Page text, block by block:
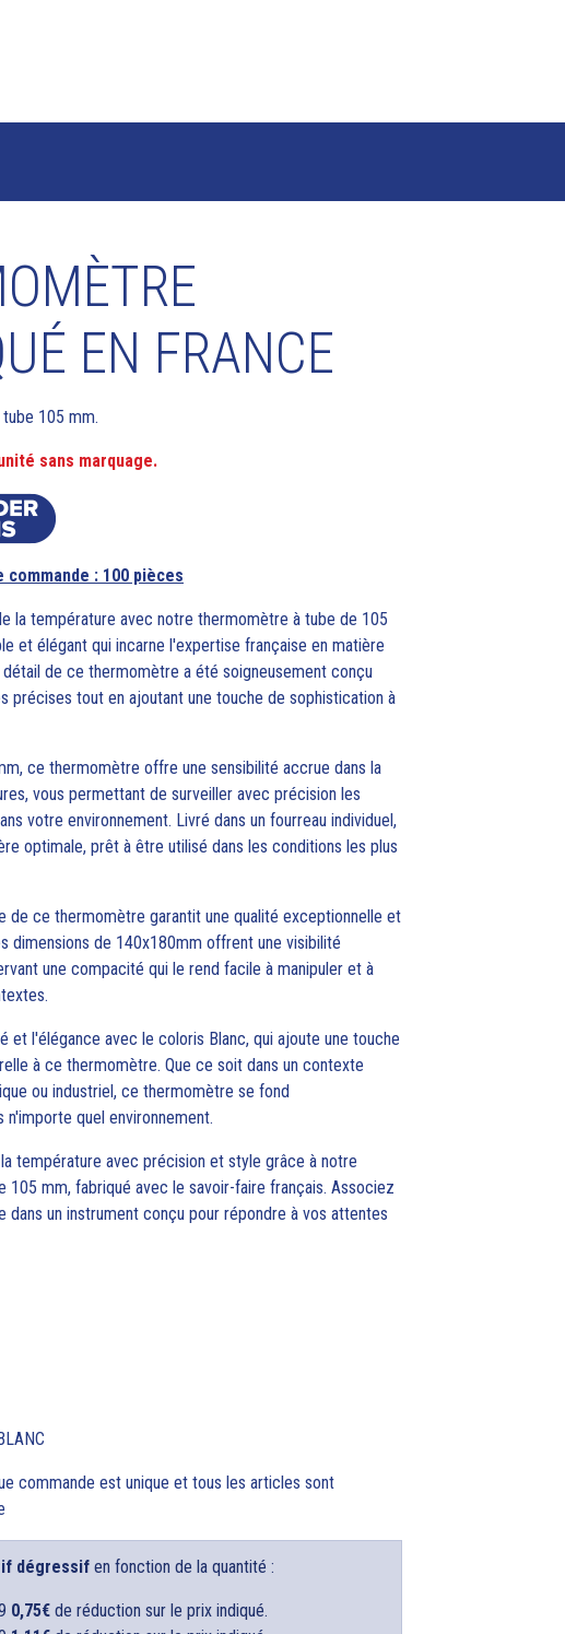
EN FRANCE
105 mm.
sans marquage.
commande : 100 pièces
la température avec notre thermomètre à tube de 105
et élégant qui incarne l'expertise française en matière
de ce thermomètre a été soigneusement conçu
précises tout en ajoutant une touche de sophistication à
ce thermomètre offre une sensibilité accrue dans la
vous permettant de surveiller avec précision les
votre environnement. Livré dans un fourreau individuel,
optimale, prêt à être utilisé dans les conditions les plus
de ce thermomètre garantit une qualité exceptionnelle et
dimensions de 140x180mm offrent une visibilité
une compacité qui le rend facile à manipuler et à
et l'élégance avec le coloris Blanc, qui ajoute une touche
à ce thermomètre. Que ce soit dans un contexte
ou industriel, ce thermomètre se fond
n'importe quel environnement.
température avec précision et style grâce à notre
105 mm, fabriqué avec le savoir-faire français. Associez
dans un instrument conçu pour répondre à vos attentes
commande est unique et tous les articles sont
dégressif en fonction de la quantité :
0,75€ de réduction sur le prix indiqué.